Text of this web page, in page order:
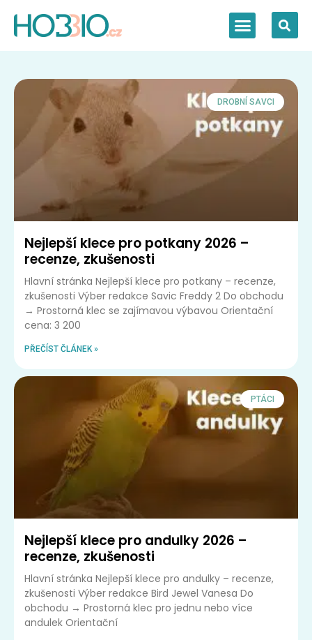
DROBNÍ SAVCI
Nejlepší klece pro potkany 2026 –
recenze, zkušenosti
Hlavní stránka Nejlepší klece pro potkany – recenze,
zkušenosti Výber redakce Savic Freddy 2 Do obchodu
→ Prostorná klec se zajímavou výbavou Orientační
cena: 3 200
PŘEČÍST ČLÁNEK »
PTÁCI
Nejlepší klece pro andulky 2026 –
recenze, zkušenosti
Hlavní stránka Nejlepší klece pro andulky – recenze,
zkušenosti Výber redakce Bird Jewel Vanesa Do
obchodu → Prostorná klec pro jednu nebo více
andulek Orientační